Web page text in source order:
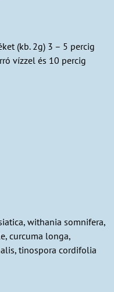
(kb. 2g) 3 – 5 percig
vízzel és 10 percig
withania somnifera,
curcuma longa,
tinospora cordifolia